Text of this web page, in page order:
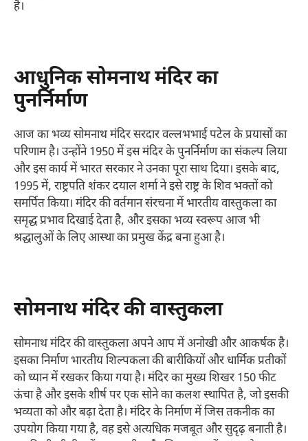
है।
आधुनिक सोमनाथ मंदिर का
पुनर्निर्माण
आज का भव्य सोमनाथ मंदिर सरदार वल्लभभाई पटेल के प्रयासों का
परिणाम है। उन्होंने 1950 में इस मंदिर के पुनर्निर्माण का संकल्प लिया
और इस कार्य में भारत सरकार ने उनका पूरा साथ दिया। इसके बाद,
1995 में, राष्ट्रपति शंकर दयाल शर्मा ने इसे राष्ट्र के शिव भक्तों को
समर्पित किया। मंदिर की वर्तमान संरचना में भारतीय वास्तुकला का
समृद्ध प्रभाव दिखाई देता है, और इसका भव्य स्वरूप आज भी
श्रद्धालुओं के लिए आस्था का प्रमुख केंद्र बना हुआ है।
सोमनाथ मंदिर की वास्तुकला
सोमनाथ मंदिर की वास्तुकला अपने आप में अनोखी और आकर्षक है।
इसका निर्माण भारतीय शिल्पकला की बारीकियों और धार्मिक प्रतीकों
को ध्यान में रखकर किया गया है। मंदिर का मुख्य शिखर 150 फीट
ऊंचा है और इसके शीर्ष पर एक सोने का कलश स्थापित है, जो इसकी
भव्यता को और बढ़ा देता है। मंदिर के निर्माण में जिस तकनीक का
उपयोग किया गया है, वह इसे अत्यधिक मजबूत और सुदृढ़ बनाती है।